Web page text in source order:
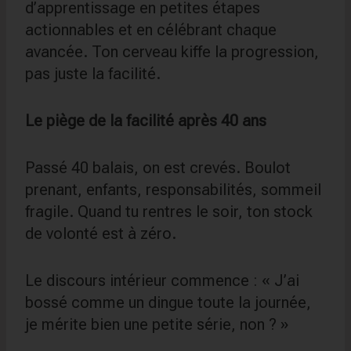
d’apprentissage en petites étapes
actionnables et en célébrant chaque
avancée. Ton cerveau kiffe la progression,
pas juste la facilité.
Le piège de la facilité après 40 ans
Passé 40 balais, on est crevés. Boulot
prenant, enfants, responsabilités, sommeil
fragile. Quand tu rentres le soir, ton stock
de volonté est à zéro.
Le discours intérieur commence : « J’ai
bossé comme un dingue toute la journée,
je mérite bien une petite série, non ? »